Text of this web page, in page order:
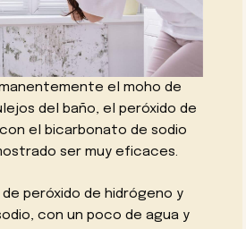
el moho de
del baño, el peróxido de
el bicarbonato de sodio
ser muy eficaces.
peróxido de hidrógeno y
con un poco de agua y